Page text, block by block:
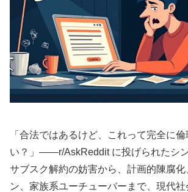
「合法ではあるけど、これって完全に
い？」――r/AskReddit に投げられたシン
サブスク解約の妨害から、計画的陳腐
ン、家族系ユーチューバーまで、現代